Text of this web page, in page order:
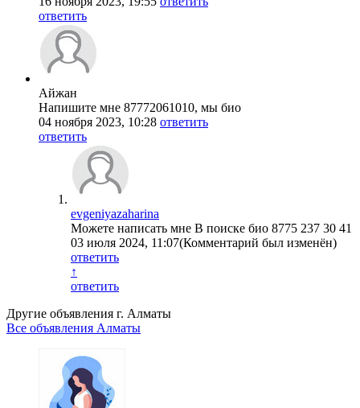
ответить
Айжан
Напишите мне 87772061010, мы био
04 ноября 2023, 10:28 ответить
ответить
evgeniyazaharina
Можете написать мне В поиске био 8775 237 30 41
03 июля 2024, 11:07(Комментарий был изменён)
ответить
↑
ответить
Другие объявления г. Алматы
Все объявления Алматы